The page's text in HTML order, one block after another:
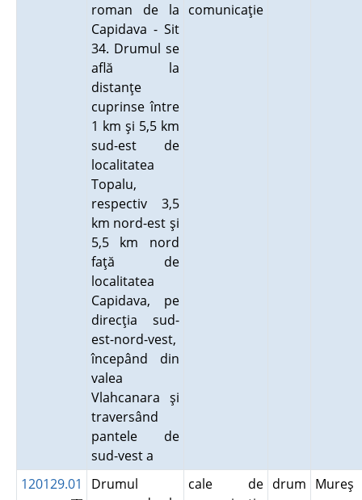
roman de la
Capidava - Sit
34. Drumul se
află la
distanţe
cuprinse între
1 km şi 5,5 km
sud-est de
localitatea
Topalu,
respectiv 3,5
km nord-est şi
5,5 km nord
faţă de
localitatea
Capidava, pe
direcţia sud-
est-nord-vest,
începând din
valea
Vlahcanara şi
traversând
pantele de
sud-vest a
comunicaţie
120129.01
Drumul
cale de drum Mureş